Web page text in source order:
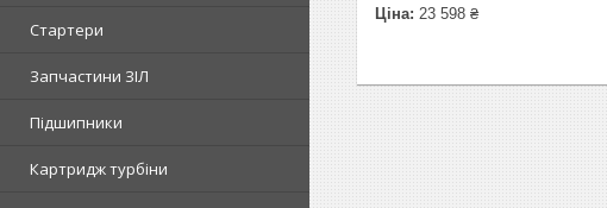
Стартери
Запчастини ЗІЛ
Підшипники
Картридж турбіни
Ціна: 23 598 ₴